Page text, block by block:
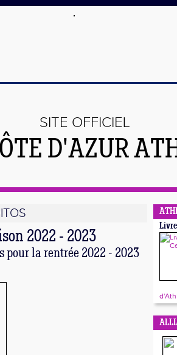
SITE OFFICIEL
D'AZUR
2022 - 2023
pour la rentrée 2022 - 2023